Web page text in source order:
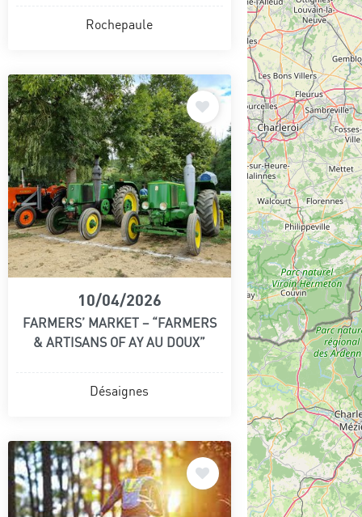
Rochepaule
10/04/2026
FARMERS’ MARKET – “FARMERS
& ARTISANS OF AY AU DOUX”
Désaignes